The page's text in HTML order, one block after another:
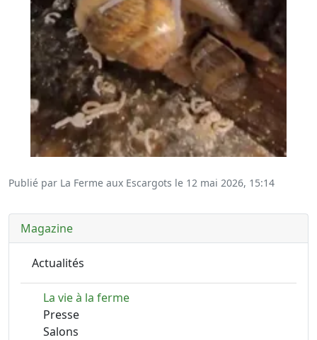
Publié par La Ferme aux Escargots le 12 mai 2026, 15:14
Magazine
Actualités
La vie à la ferme
Presse
Salons